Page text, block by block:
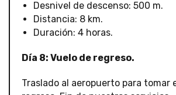
Desnivel de descenso: 500 m.
Distancia: 8 km.
Duración: 4 horas.
Día 8: Vuelo de regreso.
Traslado al aeropuerto para tomar